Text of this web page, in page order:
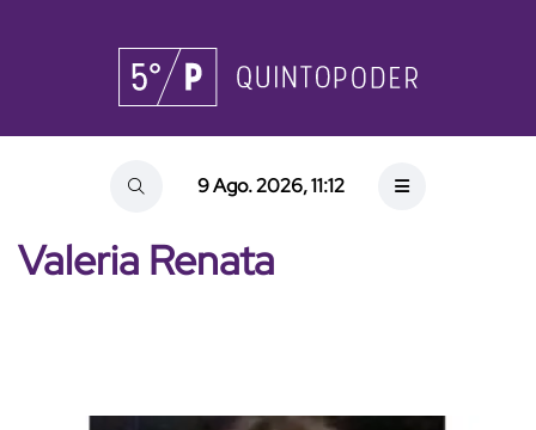
9 Ago. 2026, 11:12
Valeria Renata